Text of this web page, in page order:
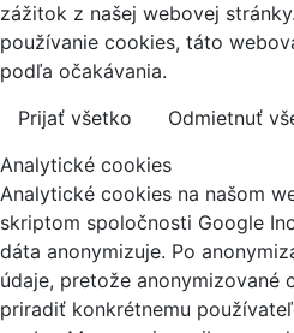
zážitok z našej webovej
používanie cookies, táto
podľa očakávania.
Prijať všetko
Odmietnuť
Analytické cookies
Analytické cookies na našom
skriptom spoločnosti Google
dáta anonymizuje. Po
údaje, pretože anonymizované
priradiť konkrétnemu